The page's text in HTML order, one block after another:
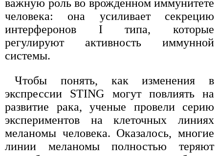
важную роль во врожденном иммунитете
человека: она усиливает секрецию
интерферонов I типа, которые
регулируют активность иммунной
системы.
Чтобы понять, как изменения в
экспрессии STING могут повлиять на
развитие рака, ученые провели серию
экспериментов на клеточных линиях
меланомы человека. Оказалось, многие
линии меланомы полностью теряют